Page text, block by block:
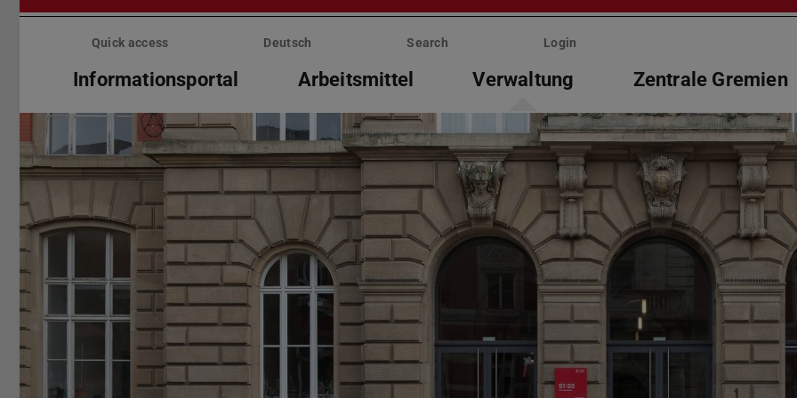
Skip
Quick access Deutsch Search Login
Informationsportal Arbeitsmittel Verwaltung Zentrale Gremien